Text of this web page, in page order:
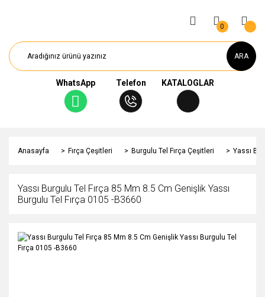
ARA
WhatsApp Telefon KATALOGLAR
0
Anasayfa Fırça Çeşitleri Burgulu Tel Fırça Çeşitleri Yassı
Yassı Burgulu Tel Fırça 85 Mm 8.5 Cm Genişlik Yassı
Burgulu Tel Fırça 0105 -B3660